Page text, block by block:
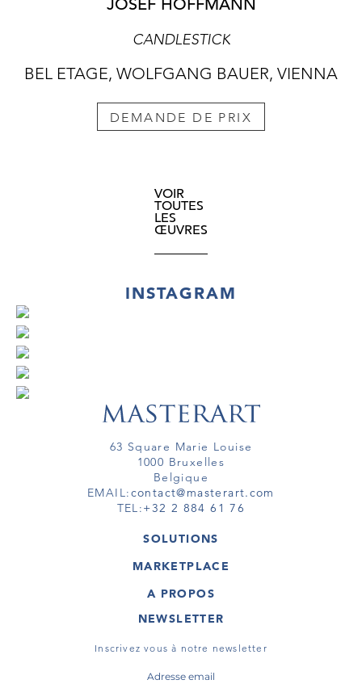
JOSEF HOFFMANN
CANDLESTICK
BEL ETAGE, WOLFGANG BAUER, VIENNA
DEMANDE DE PRIX
VOIR
TOUTES
LES
ŒUVRES
INSTAGRAM
63 Square Marie Louise
1000 Bruxelles
Belgique
EMAIL:contact@masterart.com
TEL:+32 2 884 61 76
SOLUTIONS
GALERIE
ARTISTE
TOUR VIRTUEL
MARKETPLACE
OEUVRES D'ART
TOURS VIRTUELS
A PROPOS
MASTERART
CONDITIONS GÉNÉRALES
NEWSLETTER
Inscrivez vous à notre newsletter